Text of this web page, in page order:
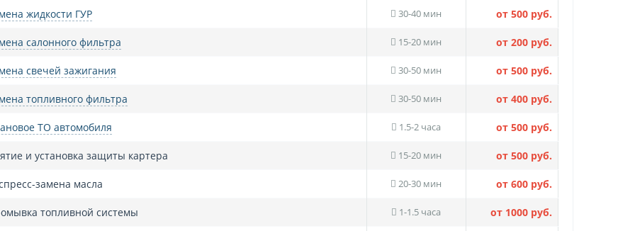
жидкости ГУР 30-40 мин от 500 руб.
салонного фильтра 15-20 мин от 200 руб.
свечей зажигания 30-50 мин от 500 руб.
топливного фильтра 30-50 мин от 400 руб.
ТО автомобиля 1.5-2 часа от 500 руб.
и установка защиты картера 15-20 мин от 500 руб.
замена масла 20-30 мин от 600 руб.
топливной системы 1-1.5 часа от 1000 руб.